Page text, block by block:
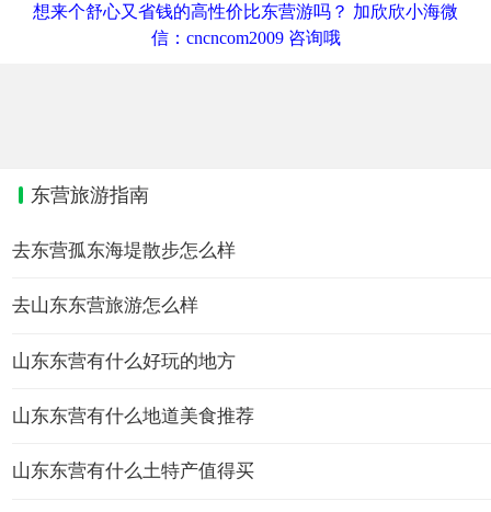
想来个舒心又省钱的高性价比东营游吗？ 加欣欣小海微
信：cncncom2009 咨询哦
东营旅游指南
去东营孤东海堤散步怎么样
去山东东营旅游怎么样
山东东营有什么好玩的地方
山东东营有什么地道美食推荐
山东东营有什么土特产值得买